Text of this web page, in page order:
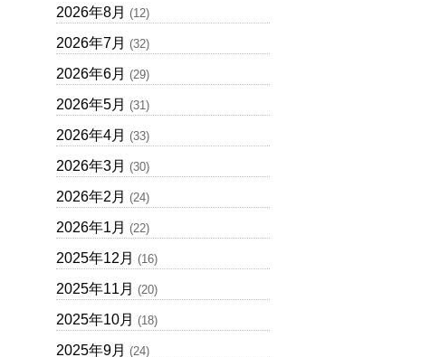
2026年8月 (12)
2026年7月 (32)
2026年6月 (29)
2026年5月 (31)
2026年4月 (33)
2026年3月 (30)
2026年2月 (24)
2026年1月 (22)
2025年12月 (16)
2025年11月 (20)
2025年10月 (18)
2025年9月 (24)